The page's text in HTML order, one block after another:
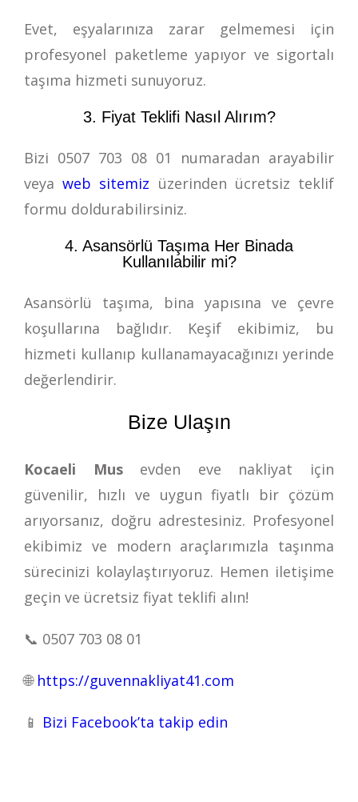
Evet, eşyalarınıza zarar gelmemesi için
profesyonel paketleme yapıyor ve sigortalı
taşıma hizmeti sunuyoruz.
3. Fiyat Teklifi Nasıl Alırım?
Bizi 0507 703 08 01
numaradan arayabilir
veyaweb sitemiz üzerinden ücretsiz teklif
formu doldurabilirsiniz.
4. Asansörlü Taşıma Her Binada
Kullanılabilir mi?
Asansörlü taşıma, bina yapısına ve çevre
koşullarına bağlıdır. Keşif ekibimiz, bu
hizmeti kullanıp kullanamayacağınızı yerinde
değerlendirir.
Bize Ulaşın
Kocaeli Mus evden eve nakliyat için
güvenilir, hızlı ve uygun fiyatlı bir çözüm
arıyorsanız, doğru adrestesiniz. Profesyonel
ekibimiz ve modern araçlarımızla taşınma
sürecinizi kolaylaştırıyoruz. Hemen iletişime
geçin ve ücretsiz fiyat teklifi alın!
📞 0507 703 08 01
🌐 https://guvennakliyat41.com
📱 Bizi Facebook’ta takip edin